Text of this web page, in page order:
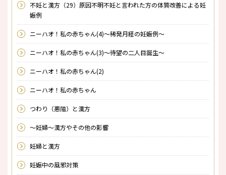
不妊と漢方（29）原因不明不妊と言われた方の体質改善による妊
娠例
ニーハオ！私の赤ちゃん(4)～稀発月経の妊娠例～
ニーハオ！私の赤ちゃん(3)～待望の二人目誕生～
ニーハオ！私の赤ちゃん(2)
ニーハオ！私の赤ちゃん
つわり（悪阻）と漢方
～妊婦～漢方やその他の影響
妊婦と漢方
妊娠中の風邪対策